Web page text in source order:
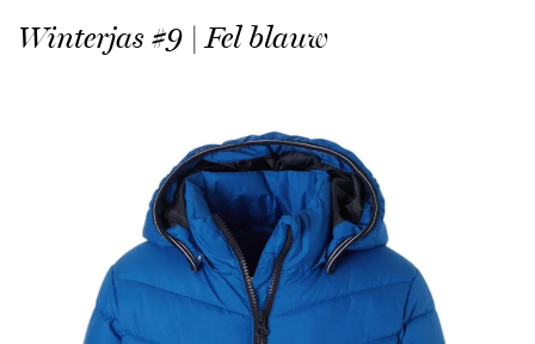
Winterjas #9 | Fel blauw